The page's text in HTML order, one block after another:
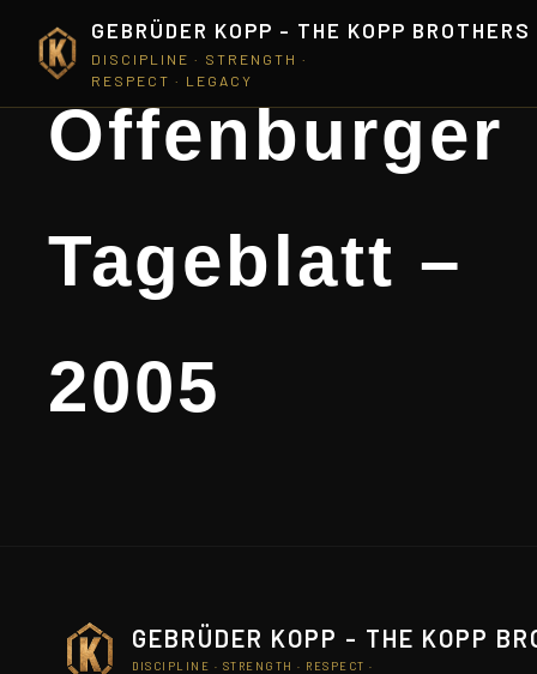
GEBRÜDER KOPP - THE KOPP BROTHERS
DISCIPLINE · STRENGTH ·
RESPECT · LEGACY
Offenburger
Tageblatt –
2005
GEBRÜDER KOPP - THE KOPP
DISCIPLINE · STRENGTH · RESPECT ·